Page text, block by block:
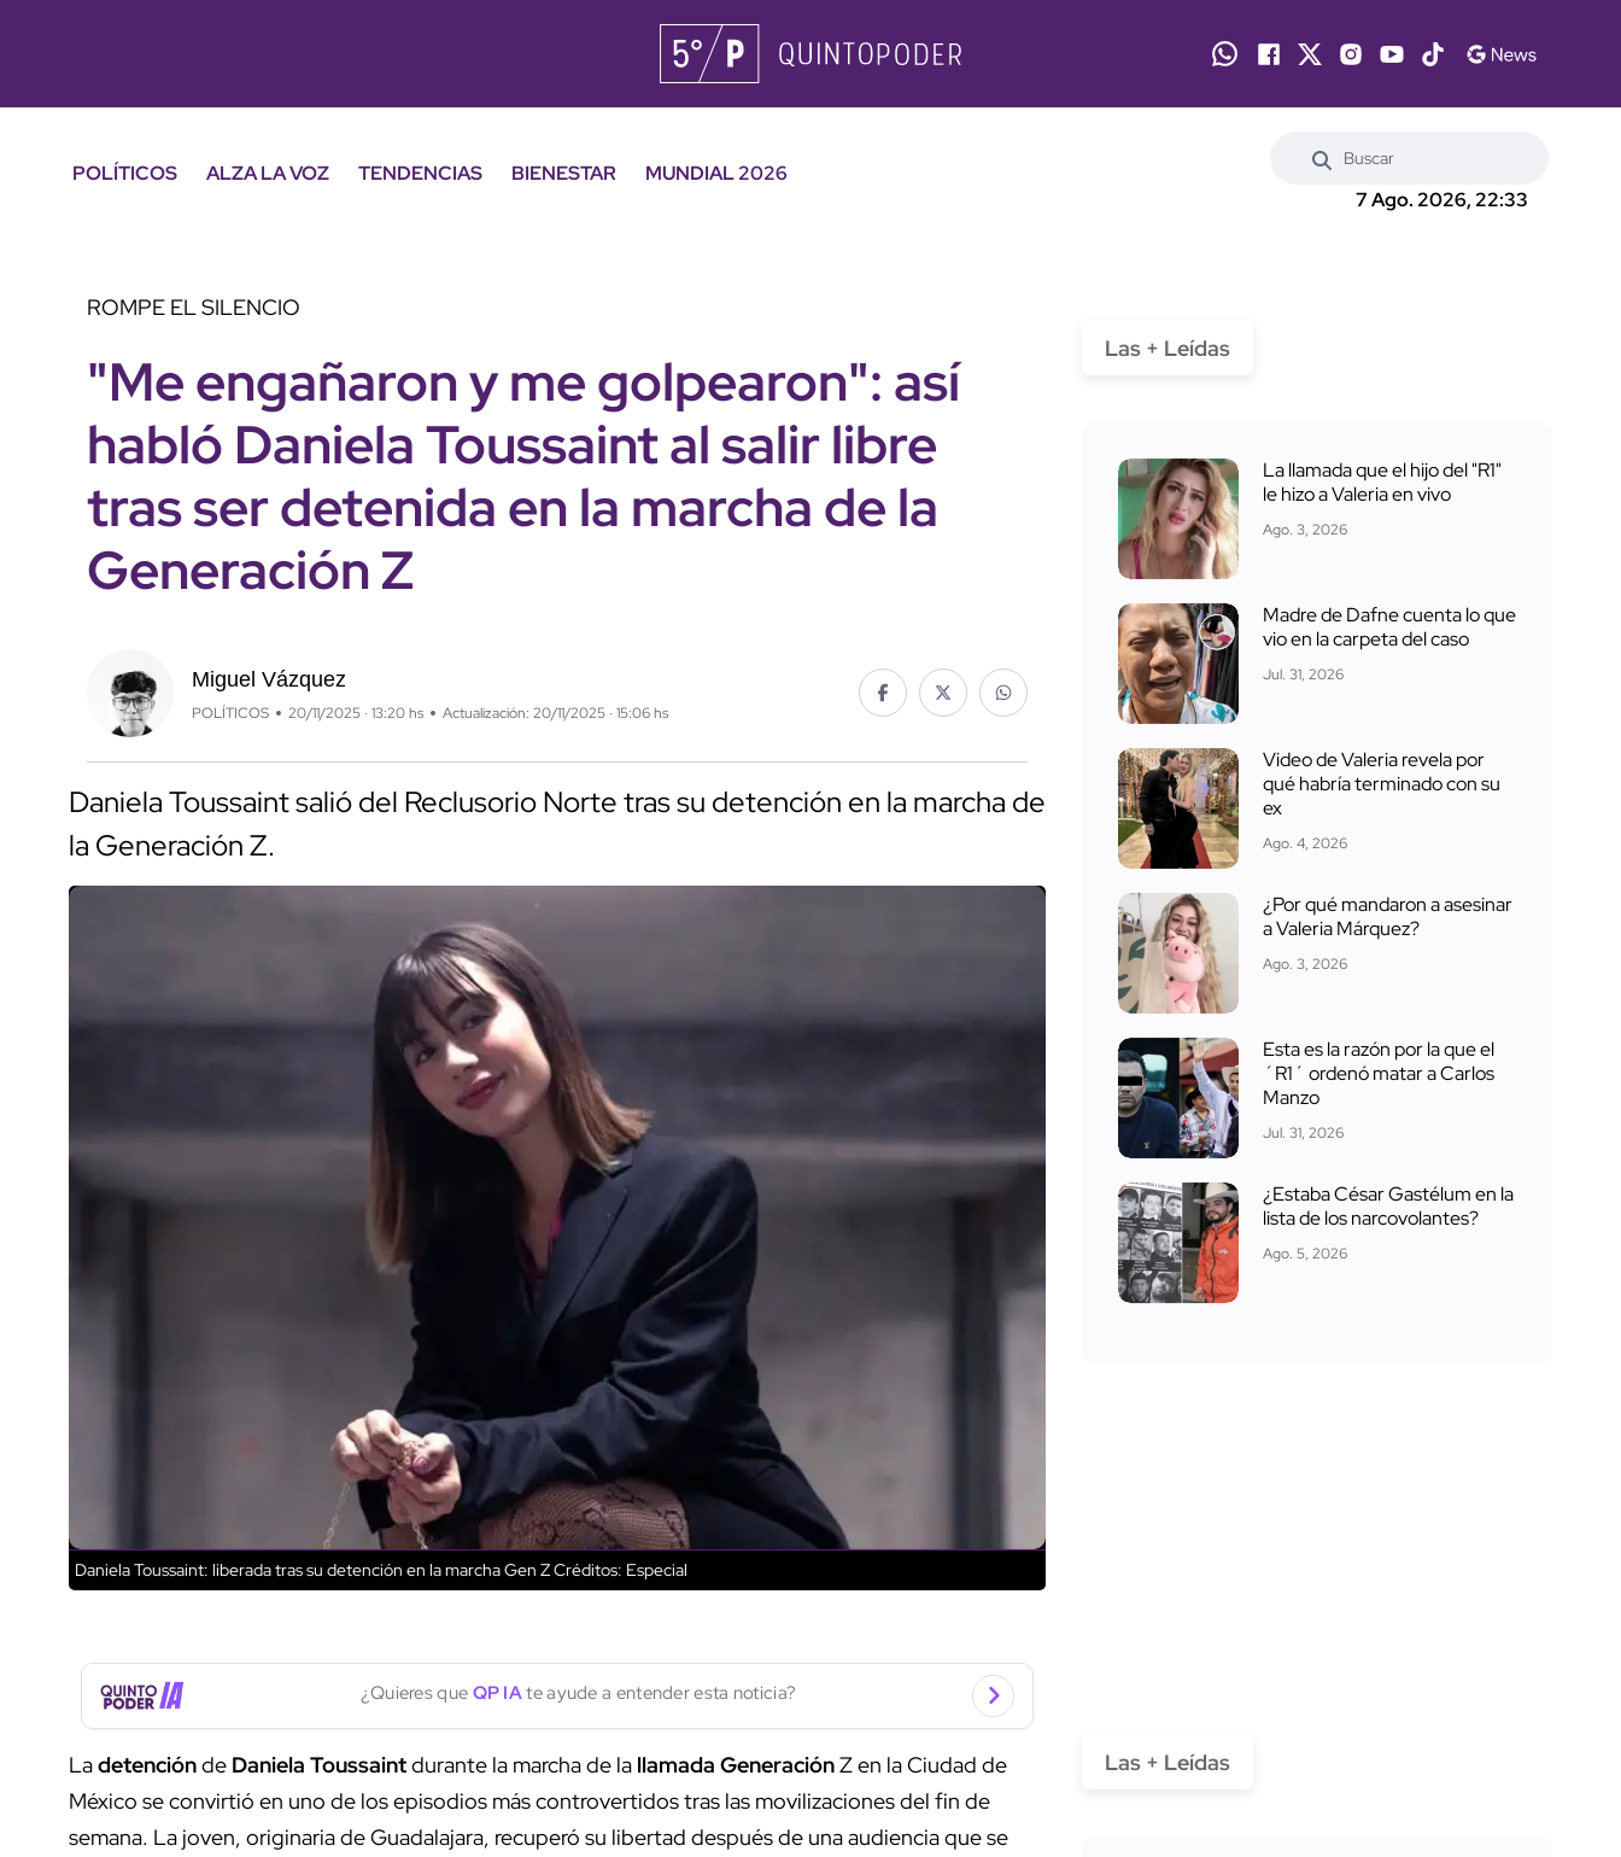
POLÍTICOS ALZA LA VOZ TENDENCIAS BIENESTAR
MUNDIAL 2026
7 Ago. 2026, 22:33
ROMPE EL SILENCIO
"Me engañaron y me golpearon": así
habló Daniela Toussaint al salir libre
tras ser detenida en la marcha de la
Generación Z
Miguel Vázquez
POLÍTICOS 20/11/2025 · 13:20 hs Actualización: 20/11/2025 · 15:06 hs
Daniela Toussaint salió del Reclusorio Norte tras su detención en la marcha de
la Generación Z.
Daniela Toussaint: liberada tras su detención en la marcha Gen ZCréditos: Especial
¿Quieres que QP IAte ayude a entender esta noticia?
Ladetenciónde Daniela Toussaintdurante la marcha de la llamada GeneraciónZ en la Ciudad de
México se convirtió en uno de los episodios más controvertidos tras las movilizaciones del fin de
semana. La joven, originaria de Guadalajara, recuperó su libertad después de una audiencia que se
Las + Leídas
La llamada que el hijo del "R1"
le hizo a Valeria en vivo
Ago. 3, 2026
Madre de Dafne cuenta lo que
vio en la carpeta del caso
Jul. 31, 2026
Video de Valeria revela por
qué habría terminado con su
ex
Ago. 4, 2026
¿Por qué mandaron a asesinar
a Valeria Márquez?
Ago. 3, 2026
Esta es la razón por la que el
´R1´ ordenó matar a Carlos
Manzo
Jul. 31, 2026
¿Estaba César Gastélum en la
lista de los narcovolantes?
Ago. 5, 2026
Las + Leídas